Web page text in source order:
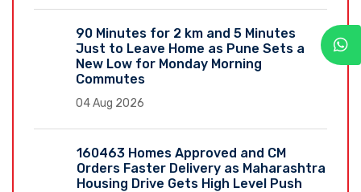
90 Minutes for 2 km and 5 Minutes
Just to Leave Home as Pune Sets a
New Low for Monday Morning
Commutes
04 Aug 2026
160463 Homes Approved and CM
Orders Faster Delivery as Maharashtra
Housing Drive Gets High Level Push